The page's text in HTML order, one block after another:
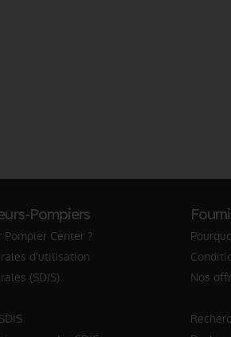
Pompiers
Center ?
d'utilisation
(SDIS)
Nos